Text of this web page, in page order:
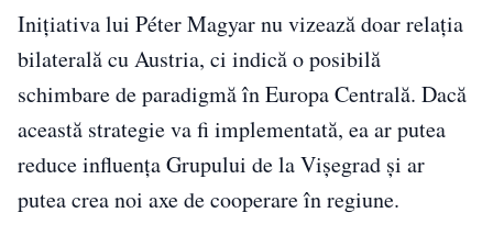
Inițiativa lui Péter Magyar nu vizează doar relația
bilaterală cu Austria, ci indică o posibilă
schimbare de paradigmă în Europa Centrală. Dacă
această strategie va fi implementată, ea ar putea
reduce influența Grupului de la Vișegrad și ar
putea crea noi axe de cooperare în regiune.